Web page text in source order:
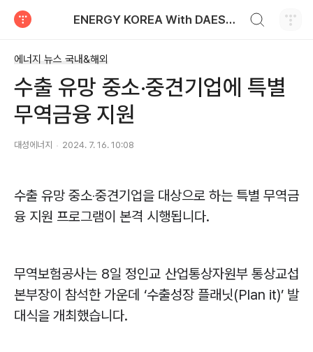
ENERGY KOREA With DAESUNG ENERGY
에너지 뉴스 국내&해외
수출 유망 중소‧중견기업에 특별
무역금융 지원
대성에너지 2024. 7. 16. 10:08
수출 유망 중소‧중견기업을 대상으로 하는 특별 무역금
융 지원 프로그램이 본격 시행됩니다.
무역보험공사는 8일 정인교 산업통상자원부 통상교섭
본부장이 참석한 가운데 ‘수출성장 플래닛(Plan it)’ 발
대식을 개최했습니다.